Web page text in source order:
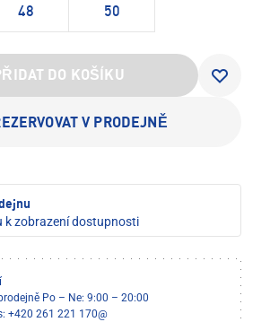
48 50
DO KOŠÍKU
V PRODEJNĚ
k zobrazení dostupnosti
Po – Ne: 9:00 – 20:00
+420 261 221 170@